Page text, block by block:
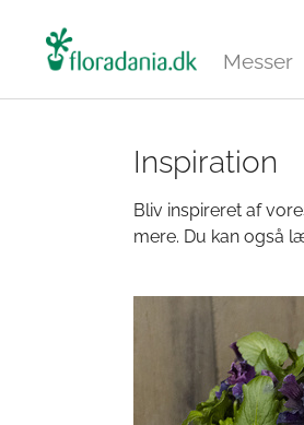
Messer
Inspiration
Bliv inspireret af
mere. Du kan også